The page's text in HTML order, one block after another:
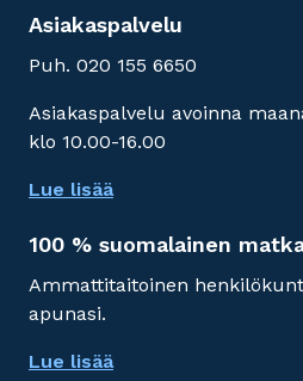
Asiakaspalvelu
Puh. 020 155 6650
Asiakaspalvelu avoinna
klo 10.00-16.00
Lue lisää
100 % suomalainen
Ammattitaitoinen
apunasi.
Lue lisää